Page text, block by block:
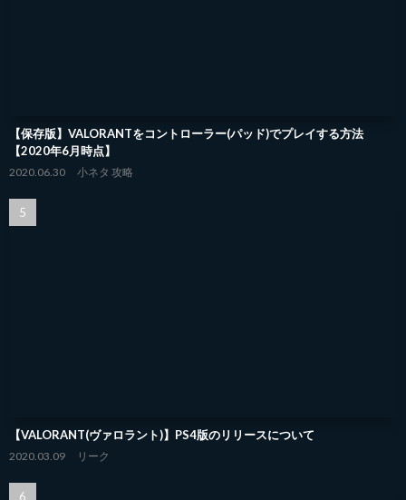
【保存版】VALORANTをコントローラー(パッド)でプレイする方法
【2020年6月時点】
2020.06.30 小ネタ 攻略
【VALORANT(ヴァロラント)】PS4版のリリースについて
2020.03.09 リーク